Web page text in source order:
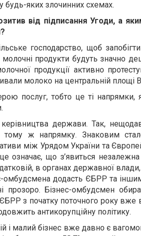
яких злочинних схемах.
від підписання Угоди, а
господарство, щоб
продукти будуть значно
продукції активно
молоко на центральній площі
послуг, тобто це ті напрямки,
держави. Так,
тому ж напрямку. Знаковим
між Урядом України та
означає, що з’явиться
в органах державної
омбудсмена додасть ЄБРР та
Бізнес-омбудсмен
з початку поточного року вже
антикорупційну політику.
малий бізнес вже давно є